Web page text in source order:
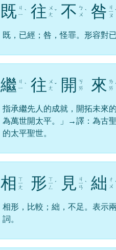
既 ㄐ
ㄧ ˋ 往 ㄨ
ㄤ ˇ 不 ㄅ
ㄨ ˋ 咎 ㄐ
ㄧ
ㄡ
ˋ
既，已經；咎，怪罪。形容對
繼 ㄐ
ㄧ ˋ 往 ㄨ
ㄤ ˇ 開 ㄎ
ㄞ
來 ㄌ
ㄞ ˊ
指承繼先人的成就，開拓未來
為萬世開太平。」→譯：為古
的太平聖世。
相 ㄒ
ㄧ
ㄤ 形 ㄒ
ㄧ
ㄥ
ˊ 見 ㄐ
ㄧ
ㄢ
ˋ 絀 ㄔ
ㄨ ˋ
相形，比較；絀，不足。表示
詞。